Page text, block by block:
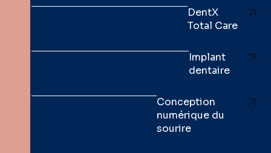
DentX
Total Care
Implant
dentaire
Conception
numérique du
sourire